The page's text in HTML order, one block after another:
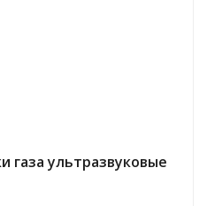
газа ультразвуковые